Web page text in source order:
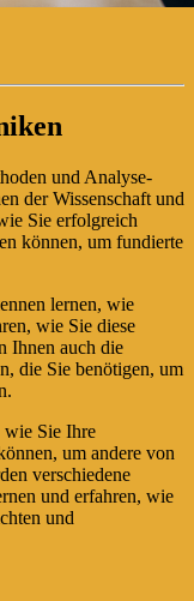
und Analyse-
der Wissenschaft und
Sie erfolgreich
können, um fundierte
lernen, wie
wie Sie diese
Ihnen auch die
die Sie benötigen, um
wie Sie Ihre
um andere von
verschiedene
und erfahren, wie
und